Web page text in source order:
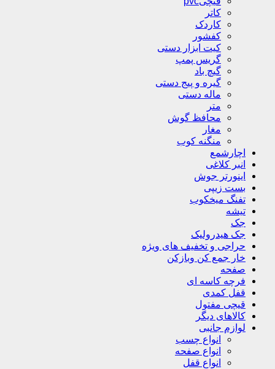
کاتر
کاردک
کفشور
کیت ابزار دستی
گریس پمپ
گیچ باد
گیره و پیج دستی
ماله دستی
متر
محافظ گوش
مغار
منگنه کوب
اچارشمع
انبر کلاغی
اینورتر جوش
بست زیپی
تفنگ میخکوب
تیشه
جک
جک هیدرولیک
حراجی و تخفیف های ویژه
خار جمع کن وبازکن
صفحه
فرچه کاسه ای
قفل کمدی
قیچی مفتول
کالاهای دیگر
لوازم جانبی
انواع چسب
انواع صفحه
انواع قفل